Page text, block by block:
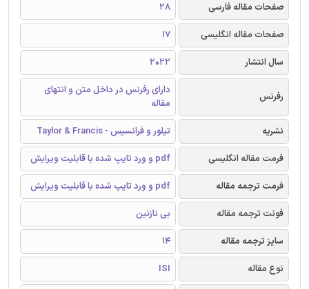
صفحات مقاله فارسی
28
صفحات مقاله انگلیسی
17
سال انتشار
2022
رفرنس
دارای رفرنس در داخل متن و انتهای
مقاله
نشریه
تیلور و فرانسیس - Taylor & Francis
فرمت مقاله انگلیسی
pdf و ورد تایپ شده با قابلیت ویرایش
فرمت ترجمه مقاله
pdf و ورد تایپ شده با قابلیت ویرایش
فونت ترجمه مقاله
بی نازنین
سایز ترجمه مقاله
14
نوع مقاله
ISI